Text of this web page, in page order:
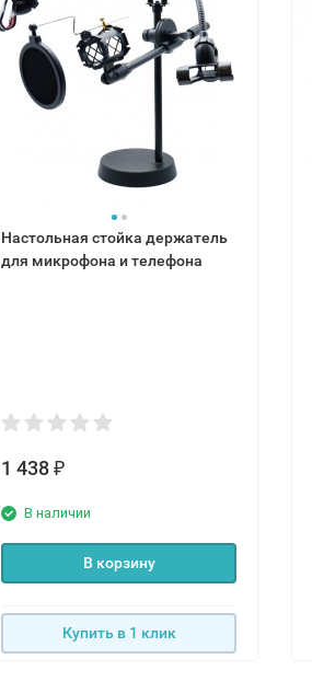
Настольная стойка держатель
для микрофона и телефона
1 438 ₽
В наличии
В корзину
Купить в 1 клик